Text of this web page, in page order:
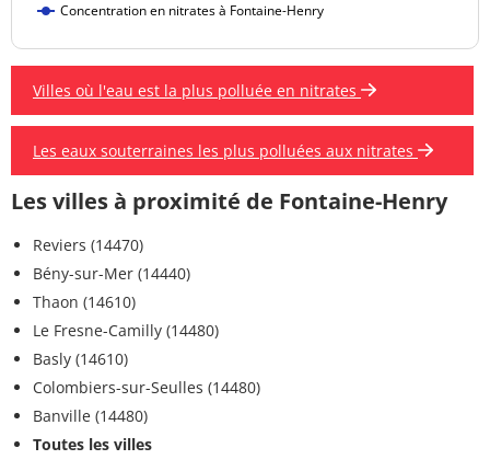
Concentration en nitrates à Fontaine-Henry
Villes où l'eau est la plus polluée en nitrates
Les eaux souterraines les plus polluées aux nitrates
Les villes à proximité de Fontaine-Henry
Reviers (14470)
Bény-sur-Mer (14440)
Thaon (14610)
Le Fresne-Camilly (14480)
Basly (14610)
Colombiers-sur-Seulles (14480)
Banville (14480)
Toutes les villes